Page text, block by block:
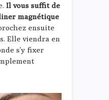
Il vous suffit de
magnétique
ensuite
Elle viendra en
s’y fixer